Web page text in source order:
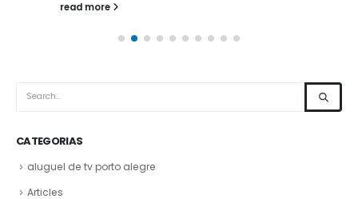
read more
CATEGORIAS
aluguel de tv porto alegre
Articles